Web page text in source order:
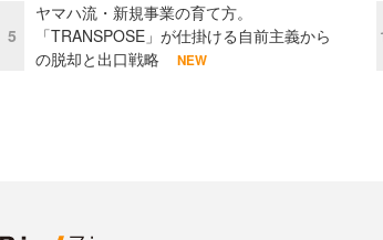
5
ヤマハ流・新規事業の育て方。
「TRANSPOSE」が仕掛ける自前主義から
の脱却と出口戦略
NEW